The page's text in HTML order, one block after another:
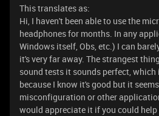
This translates as:
Hi, I haven't been able to use the
headphones for months. In any
Windows itself, Obs, etc.) I can
it's very far away. The strangest
sound tests it sounds perfect,
because I know it's good but it
misconfiguration or other
would appreciate it if you could help